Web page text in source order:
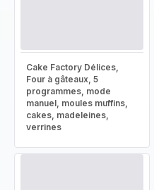
Cake Factory Délices,
Four à gâteaux, 5
programmes, mode
manuel, moules muffins,
cakes, madeleines,
verrines